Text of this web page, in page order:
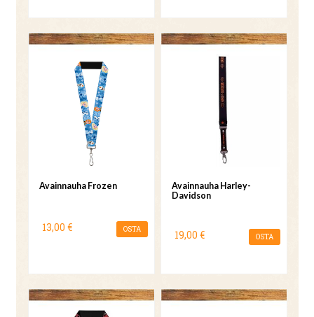
Avainnauha Frozen
13,00 € OSTA
Avainnauha Harley-
Davidson
19,00 € OSTA